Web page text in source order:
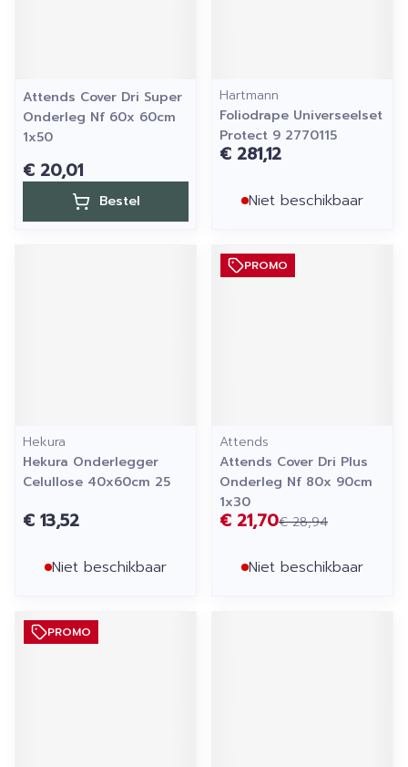
Attends Cover Dri Super
Onderleg Nf 60x 60cm
1x50
€ 20,01
Bestel
Hartmann
Foliodrape Universeelset
Protect 9 2770115
€ 281,12
Niet beschikbaar
Hekura
Hekura Onderlegger
Celullose 40x60cm 25
€ 13,52
Niet beschikbaar
PROMO
Attends
Attends Cover Dri Plus
Onderleg Nf 80x 90cm
1x30
€ 28,94
€ 21,70
Niet beschikbaar
PROMO